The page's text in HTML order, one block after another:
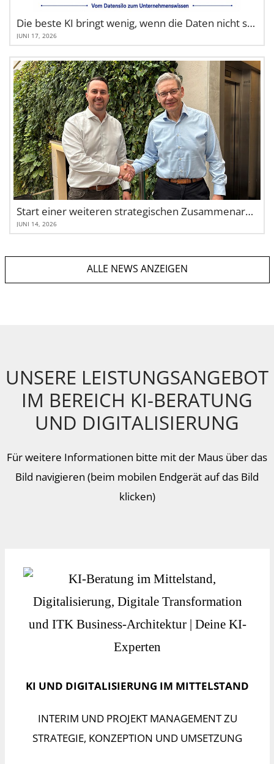
Die beste KI bringt wenig, wenn die Daten nicht stimmen
JUNI 17, 2026
Start einer weiteren strategischen Zusammenarbeit mit Scopevisio
JUNI 14, 2026
ALLE NEWS ANZEIGEN
UNSERE LEISTUNGSANGEBOT
IM BEREICH KI-BERATUNG
UND DIGITALISIERUNG
Für weitere Informationen bitte mit der Maus über das
Bild navigieren (beim mobilen Endgerät auf das Bild
klicken)
KI UND DIGITALISIERUNG IM MITTELSTAND
INTERIM UND PROJEKT MANAGEMENT ZU
STRATEGIE, KONZEPTION UND UMSETZUNG